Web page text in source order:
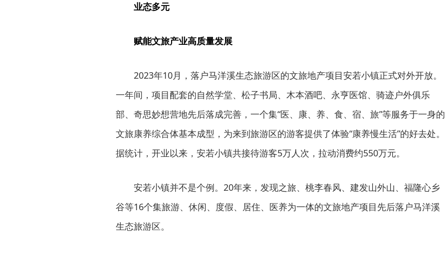
业态多元
赋能文旅产业高质量发展
2023年10月，落户马洋溪生态旅游区的文旅地产项目安若小镇正式对外开放。
一年间，项目配套的自然学堂、松子书局、木本酒吧、永亨医馆、骑迹户外俱乐
部、奇思妙想营地先后落成完善，一个集“医、康、养、食、宿、旅”等服务于一身的
文旅康养综合体基本成型，为来到旅游区的游客提供了体验“康养慢生活”的好去处。
据统计，开业以来，安若小镇共接待游客5万人次，拉动消费约550万元。
安若小镇并不是个例。20年来，发现之旅、桃李春风、建发山外山、福隆心乡
谷等16个集旅游、休闲、度假、居住、医养为一体的文旅地产项目先后落户马洋溪
生态旅游区。